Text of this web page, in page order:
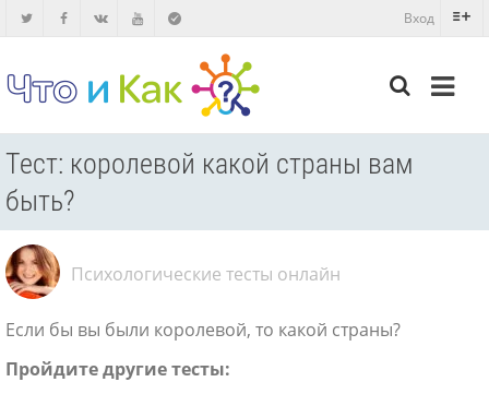
Вход
Тест: королевой какой страны вам
быть?
Психологические тесты онлайн
Если бы вы были королевой, то какой страны?
Пройдите другие тесты: